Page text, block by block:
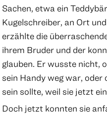
Sachen, etwa ein
Kugelschreiber, an Ort
erzählte die
ihrem Bruder und der
glauben. Er wusste nicht,
sein Handy weg war, oder
sein sollte, weil sie jetzt
Doch jetzt konnten sie